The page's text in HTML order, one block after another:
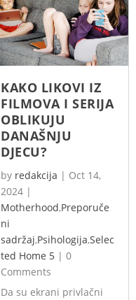
KAKO LIKOVI IZ
FILMOVA I SERIJA
OBLIKUJU
DANAŠNJU
DJECU?
by redakcija | Oct 14,
2024 |
Motherhood,Preporuče
ni
sadržaj,Psihologija,Selec
ted Home 5 | 0
Comments
Da su ekrani privlačni